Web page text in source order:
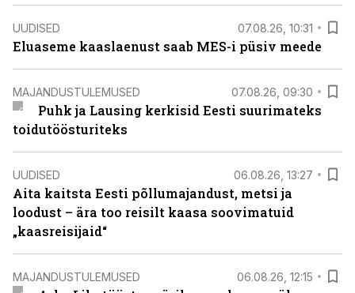
UUDISED 07.08.26, 10:31
Eluaseme kaaslaenust saab MES-i püsiv meede
MAJANDUSTULEMUSED 07.08.26, 09:30
Puhk ja Lausing kerkisid Eesti suurimateks
toidutöösturiteks
UUDISED 06.08.26, 13:27
Aita kaitsta Eesti põllumajandust, metsi ja
loodust – ära too reisilt kaasa soovimatuid
„kaasreisijaid“
MAJANDUSTULEMUSED 06.08.26, 12:15